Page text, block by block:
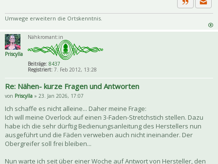
Zitat
Umwege erweitern die Ortskenntnis.
Priscylla
Nähkromant:in
Beiträge: 8437
Registriert: 7. Feb 2012, 13:28
Re: Nähen- kurze Fragen und Antworten
von Priscylla » 23. Jan 2026, 17:07
Ich schaffe es nicht alleine... Daher meine Frage:
Ich will meine Overlock auf einen 3-Faden-Stretchstich stellen. Dazu
habe ich die sehr dürftig Bedienungsanleitung des Herstellers nun
ausgeführt und die Fäden verweben auch nicht ineinander. Der
Obergreifer soll frei bleiben...
Nun warte ich seit über einer Woche auf Antwort von Hersteller, den